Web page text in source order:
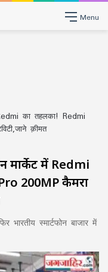
Menu
मार्केट में Redmi
200MP कैमरा
स्मार्टफोन बाजार में